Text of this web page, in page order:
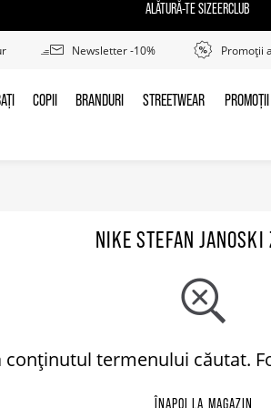
ALĂTURĂ-TE SIZEERCLUB
Newsletter -10% Promoții
COPII
COPII BRANDURI
BRANDURI STREETWEAR
STREETWEAR PROMOȚII
NIKE STEFAN JANOSKI
conținutul termenului căutat.
ÎNAPOI LA MAGAZIN